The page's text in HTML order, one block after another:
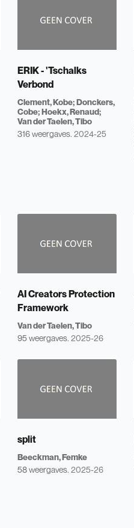
ERIK - 'Tschalks
Verbond
Clement, Kobe Donckers,
Cobe Hoekx, Renaud
Van der Taelen, Tibo
316 weergaves. 2024-25
AI Creators Protection
Framework
Van der Taelen, Tibo
95 weergaves. 2025-26
split
Beeckman, Femke
58 weergaves. 2025-26